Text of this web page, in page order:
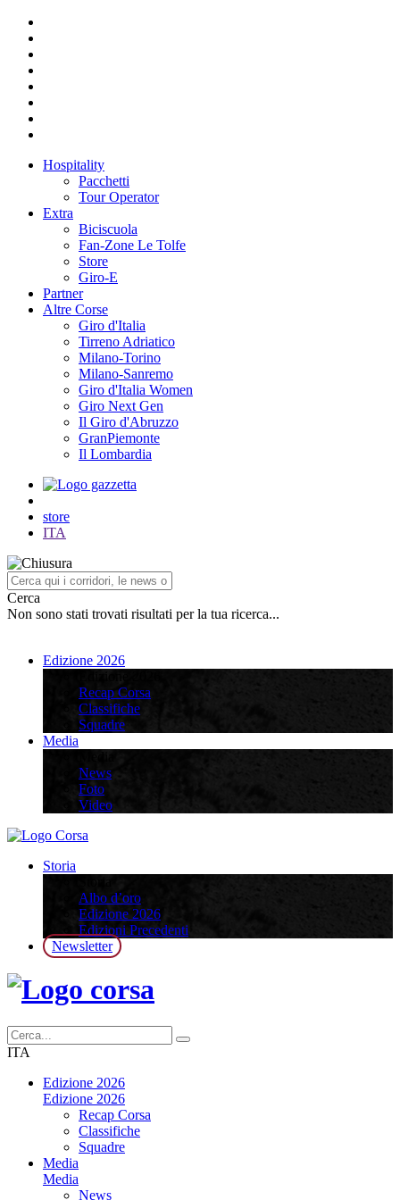
Hospitality
Pacchetti
Tour Operator
Extra
Biciscuola
Fan-Zone Le Tolfe
Store
Giro-E
Partner
Altre Corse
Giro d'Italia
Tirreno Adriatico
Milano-Torino
Milano-Sanremo
Giro d'Italia Women
Giro Next Gen
Il Giro d'Abruzzo
GranPiemonte
Il Lombardia
store
ITA
Cerca
Non sono stati trovati risultati per la tua ricerca...
Edizione 2026
Recap Corsa
Classifiche
Squadre
Media
News
Foto
Video
Storia
Albo d’oro
Edizione 2026
Edizioni Precedenti
Newsletter
ITA
Edizione 2026
Edizione 2026
Recap Corsa
Classifiche
Squadre
Media
Media
News